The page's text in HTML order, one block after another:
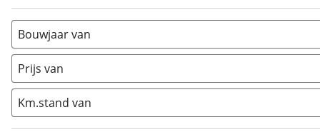
Alkoof (0)
Busmodel
Caravan (3)
Half-integraal
Integraal (0)
Opzetunit (0
Bouwjaar van
Prijs van
Km.stand van